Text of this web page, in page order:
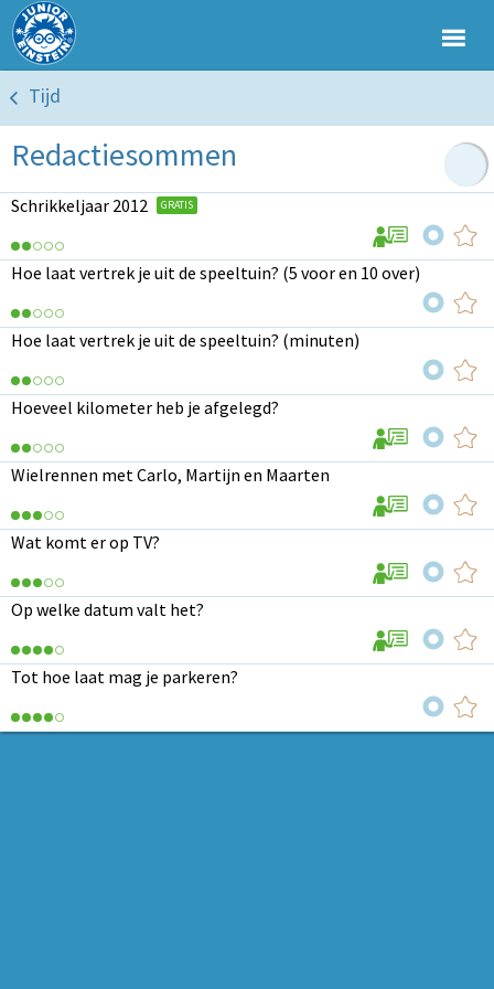
Tijd
Redactiesommen
Schrikkeljaar 2012 GRATIS
Hoe laat vertrek je uit de speeltuin? (5 voor en 10 over)
Hoe laat vertrek je uit de speeltuin? (minuten)
Hoeveel kilometer heb je afgelegd?
Wielrennen met Carlo, Martijn en Maarten
Wat komt er op TV?
Op welke datum valt het?
Tot hoe laat mag je parkeren?